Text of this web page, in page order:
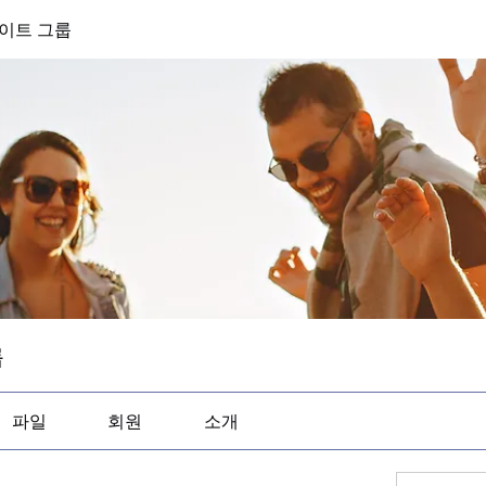
트 그룹
파일 회원 소개